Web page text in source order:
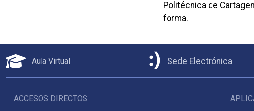
Politécnica de
forma.
Aula Virtual Sede Electrónica
ACCESOS DIRECTOS